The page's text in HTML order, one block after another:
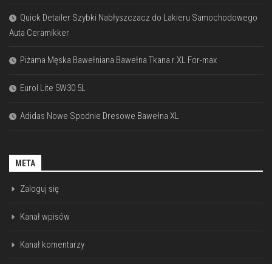
Quick Detailer Szybki Nabłyszczacz do Lakieru Samochodowego
Auta Ceramikker
Piżama Męska Bawełniana Bawełna Tkana r.XL For-max
Eurol Lite 5W30 5L
Adidas Nowe Spodnie Dresowe Bawełna XL
META
Zaloguj się
Kanał wpisów
Kanał komentarzy